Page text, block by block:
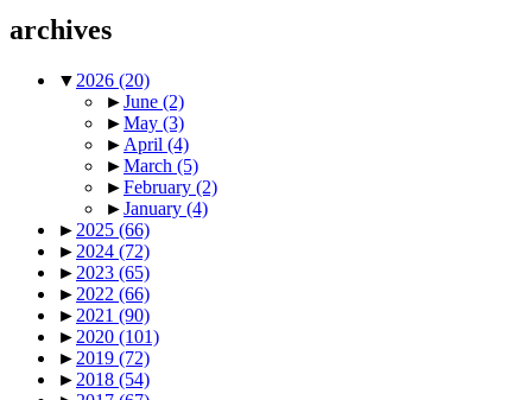
archives
▼ 2026 (20)
►June (2)
►May (3)
► April (4)
►March (5)
►February (2)
►January (4)
► 2025 (66)
► 2024 (72)
► 2023 (65)
► 2022 (66)
► 2021 (90)
► 2020 (101)
► 2019 (72)
► 2018 (54)